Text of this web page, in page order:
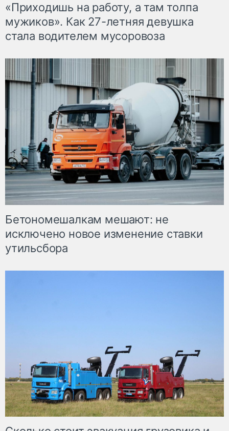
«Приходишь на работу, а там толпа
мужиков». Как 27-летняя девушка
стала водителем мусоровоза
Бетономешалкам мешают: не
исключено новое изменение ставки
утильсбора